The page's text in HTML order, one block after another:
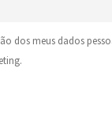
dos meus dados